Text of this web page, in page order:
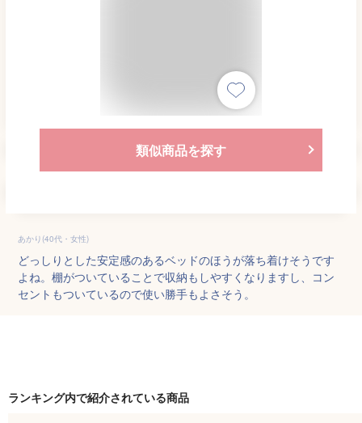
類似商品を探す
あかり(40代・女性)
どっしりとした安定感のあるベッドのほうが落ち着けそうです
よね。棚がついていることで収納もしやすくなりますし、コン
セントもついているので使い勝手もよさそう。
ランキング内で紹介されている商品